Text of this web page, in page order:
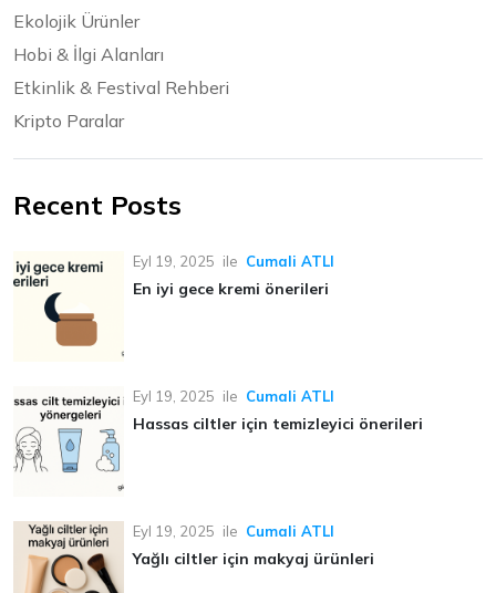
Ekolojik Ürünler
Hobi & İlgi Alanları
Etkinlik & Festival Rehberi
Kripto Paralar
Recent Posts
Eyl 19, 2025 ile Cumali ATLI
En iyi gece kremi önerileri
Eyl 19, 2025 ile Cumali ATLI
Hassas ciltler için temizleyici önerileri
Eyl 19, 2025 ile Cumali ATLI
Yağlı ciltler için makyaj ürünleri